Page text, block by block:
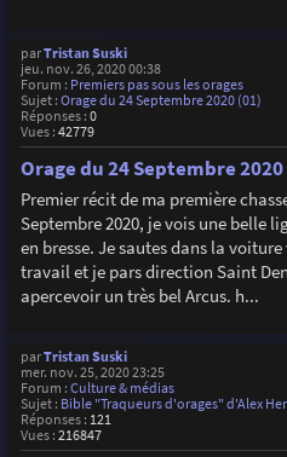
parTristan Suski
jeu. nov. 26, 2020 00:38
Forum : Premiers pas sous les orages
Sujet : Orage du 24 Septembre 2020 (01)
Réponses : 0
Vues : 42779
Orage du 24 Septembre 2020
Premier récit de ma première
Septembre 2020, je vois une belle
en bresse. Je sautes dans la
travail et je pars direction Saint
apercevoir un très bel Arcus. h...
parTristan Suski
mer. nov. 25, 2020 23:25
Forum : Culture & médias
Sujet : Bible "Traqueurs d'orages" d'Alex
Réponses : 121
Vues : 216847